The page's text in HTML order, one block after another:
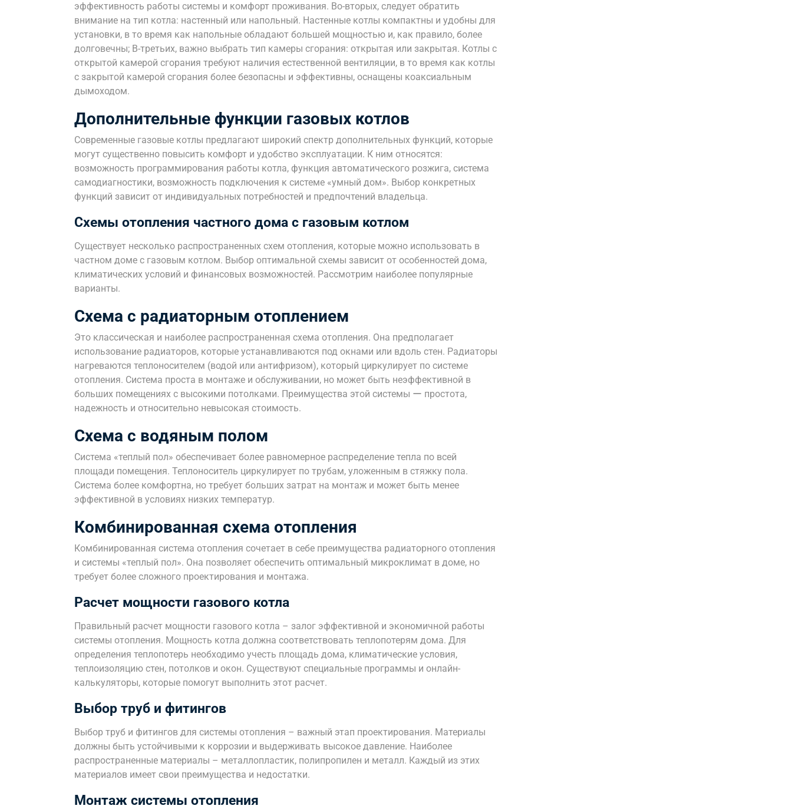
эффективность работы системы и комфорт проживания. Во-вторых, следует обратить
внимание на тип котла: настенный или напольный. Настенные котлы компактны и удобны для
установки, в то время как напольные обладают большей мощностью и, как правило, более
долговечны; В-третьих, важно выбрать тип камеры сгорания: открытая или закрытая. Котлы с
открытой камерой сгорания требуют наличия естественной вентиляции, в то время как котлы
с закрытой камерой сгорания более безопасны и эффективны, оснащены коаксиальным
дымоходом.
Дополнительные функции газовых котлов
Современные газовые котлы предлагают широкий спектр дополнительных функций, которые
могут существенно повысить комфорт и удобство эксплуатации. К ним относятся:
возможность программирования работы котла, функция автоматического розжига, система
самодиагностики, возможность подключения к системе «умный дом». Выбор конкретных
функций зависит от индивидуальных потребностей и предпочтений владельца.
Схемы отопления частного дома с газовым котлом
Существует несколько распространенных схем отопления, которые можно использовать в
частном доме с газовым котлом. Выбор оптимальной схемы зависит от особенностей дома,
климатических условий и финансовых возможностей. Рассмотрим наиболее популярные
варианты.
Схема с радиаторным отоплением
Это классическая и наиболее распространенная схема отопления. Она предполагает
использование радиаторов, которые устанавливаются под окнами или вдоль стен. Радиаторы
нагреваются теплоносителем (водой или антифризом), который циркулирует по системе
отопления. Система проста в монтаже и обслуживании, но может быть неэффективной в
больших помещениях с высокими потолками. Преимущества этой системы ー простота,
надежность и относительно невысокая стоимость.
Схема с водяным полом
Система «теплый пол» обеспечивает более равномерное распределение тепла по всей
площади помещения. Теплоноситель циркулирует по трубам, уложенным в стяжку пола.
Система более комфортна, но требует больших затрат на монтаж и может быть менее
эффективной в условиях низких температур.
Комбинированная схема отопления
Комбинированная система отопления сочетает в себе преимущества радиаторного отопления
и системы «теплый пол». Она позволяет обеспечить оптимальный микроклимат в доме, но
требует более сложного проектирования и монтажа.
Расчет мощности газового котла
Правильный расчет мощности газового котла – залог эффективной и экономичной работы
системы отопления. Мощность котла должна соответствовать теплопотерям дома. Для
определения теплопотерь необходимо учесть площадь дома, климатические условия,
теплоизоляцию стен, потолков и окон. Существуют специальные программы и онлайн-
калькуляторы, которые помогут выполнить этот расчет.
Выбор труб и фитингов
Выбор труб и фитингов для системы отопления – важный этап проектирования. Материалы
должны быть устойчивыми к коррозии и выдерживать высокое давление. Наиболее
распространенные материалы – металлопластик, полипропилен и металл. Каждый из этих
материалов имеет свои преимущества и недостатки.
Монтаж системы отопления